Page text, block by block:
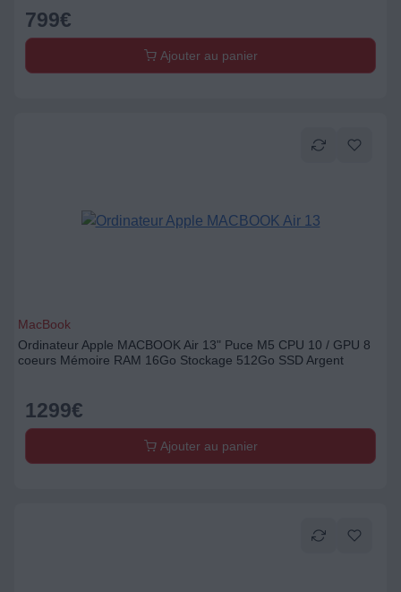
799€
Ajouter au panier
MacBook
Ordinateur Apple MACBOOK Air 13" Puce M5 CPU 10 / GPU 8
coeurs Mémoire RAM 16Go Stockage 512Go SSD Argent
1299€
Ajouter au panier